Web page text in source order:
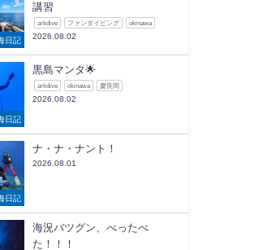
日記
講習
arkdive ファンダイビング okinawa
2026.08.02
日記
黒島マンタ🌟
arkdive okinawa 慶良間
2026.08.02
日記
ナ・ナ・ナント！
2026.08.01
海況バツグン、べったべ
た！！！